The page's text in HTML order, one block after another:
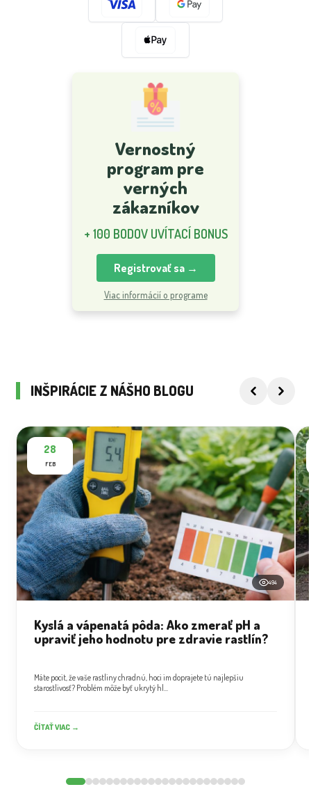
Vernostný
program pre
verných
zákazníkov
+ 100 BODOV UVÍTACÍ BONUS
Registrovať sa →
Viac informácií o programe
INŠPIRÁCIE Z NÁŠHO BLOGU
28
FEB
494
Kyslá a vápenatá pôda: Ako zmerať pH a
upraviť jeho hodnotu pre zdravie rastlín?
Máte pocit, že vaše rastliny chradnú, hoci im doprajete tú najlepšiu
starostlivosť? Problém môže byť ukrytý hl...
ČÍTAŤ VIAC →